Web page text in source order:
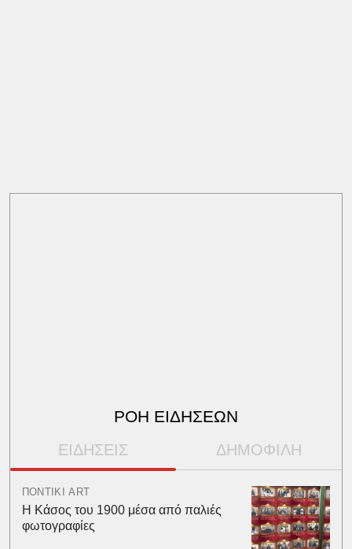
ΡΟΗ ΕΙΔΗΣΕΩΝ
ΕΙΔΗΣΕΙΣ ΔΗΜΟΦΙΛΗ
ΠΟΝΤΙΚΙ ART
Η Κάσος του 1900 μέσα από παλιές
φωτογραφίες